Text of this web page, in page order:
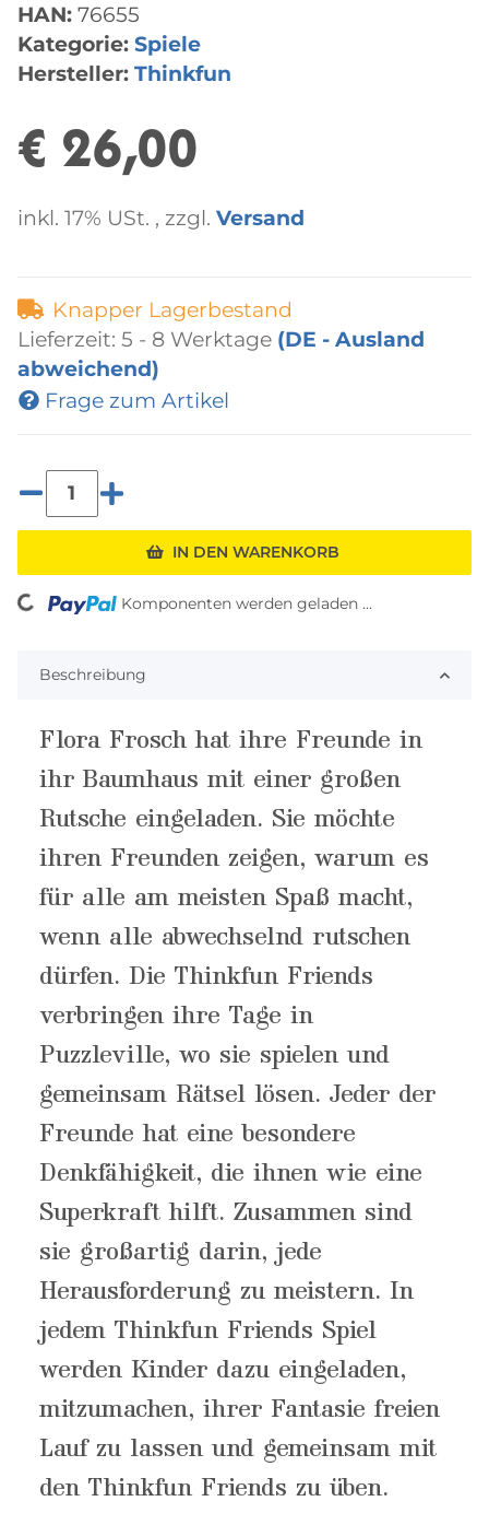
HAN: 76655
Kategorie: Spiele
Hersteller: Thinkfun
€ 26,00
inkl. 17% USt. , zzgl. Versand
Knapper Lagerbestand
Lieferzeit: 5 - 8 Werktage (DE - Ausland
abweichend)
Frage zum Artikel
IN DEN WARENKORB
Komponenten werden geladen ...
Beschreibung
Flora Frosch hat ihre Freunde in
ihr Baumhaus mit einer großen
Rutsche eingeladen. Sie möchte
ihren Freunden zeigen, warum es
für alle am meisten Spaß macht,
wenn alle abwechselnd rutschen
dürfen. Die Thinkfun Friends
verbringen ihre Tage in
Puzzleville, wo sie spielen und
gemeinsam Rätsel lösen. Jeder der
Freunde hat eine besondere
Denkfähigkeit, die ihnen wie eine
Superkraft hilft. Zusammen sind
sie großartig darin, jede
Herausforderung zu meistern. In
jedem Thinkfun Friends Spiel
werden Kinder dazu eingeladen,
mitzumachen, ihrer Fantasie freien
Lauf zu lassen und gemeinsam mit
den Thinkfun Friends zu üben.